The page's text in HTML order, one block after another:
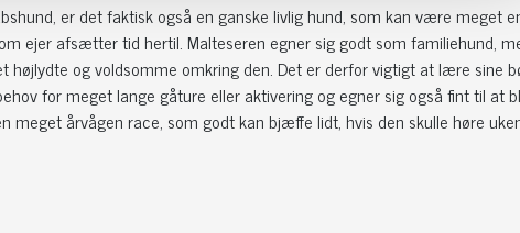
er det faktisk også en ganske livlig hund, som kan være meget
ejer afsætter tid hertil. Malteseren egner sig godt som familiehund,
højlydte og voldsomme omkring den. Det er derfor vigtigt at lære sine
for meget lange gåture eller aktivering og egner sig også fint til at
årvågen race, som godt kan bjæffe lidt, hvis den skulle høre